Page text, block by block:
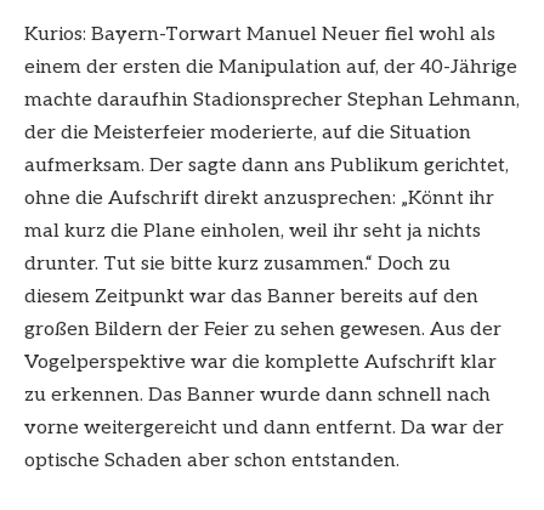
Kurios: Bayern-Torwart Manuel Neuer fiel wohl als
einem der ersten die Manipulation auf, der 40-Jährige
machte daraufhin Stadionsprecher Stephan Lehmann,
der die Meisterfeier moderierte, auf die Situation
aufmerksam. Der sagte dann ans Publikum gerichtet,
ohne die Aufschrift direkt anzusprechen: „Könnt ihr
mal kurz die Plane einholen, weil ihr seht ja nichts
drunter. Tut sie bitte kurz zusammen.“ Doch zu
diesem Zeitpunkt war das Banner bereits auf den
großen Bildern der Feier zu sehen gewesen. Aus der
Vogelperspektive war die komplette Aufschrift klar
zu erkennen. Das Banner wurde dann schnell nach
vorne weitergereicht und dann entfernt. Da war der
optische Schaden aber schon entstanden.